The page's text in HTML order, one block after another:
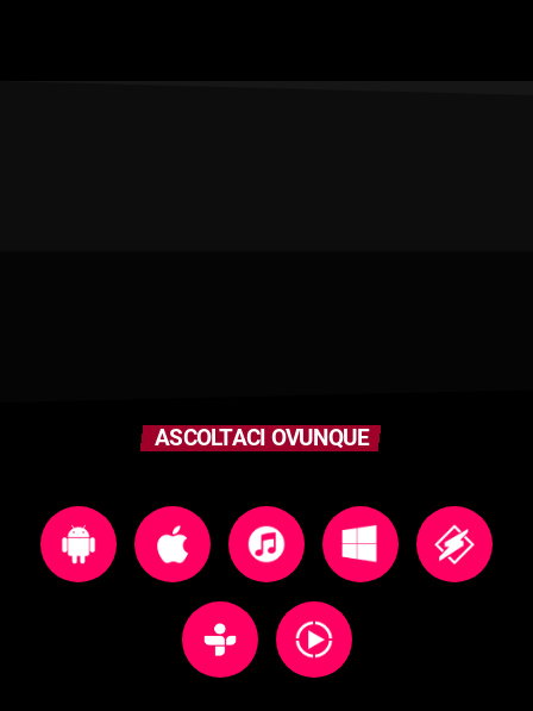
ASCOLTACI OVUNQUE